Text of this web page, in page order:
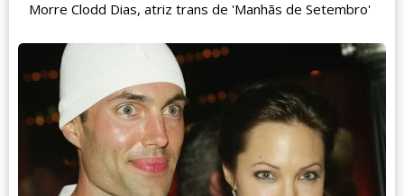
Morre Clodd Dias, atriz trans de 'Manhãs de Setembro'